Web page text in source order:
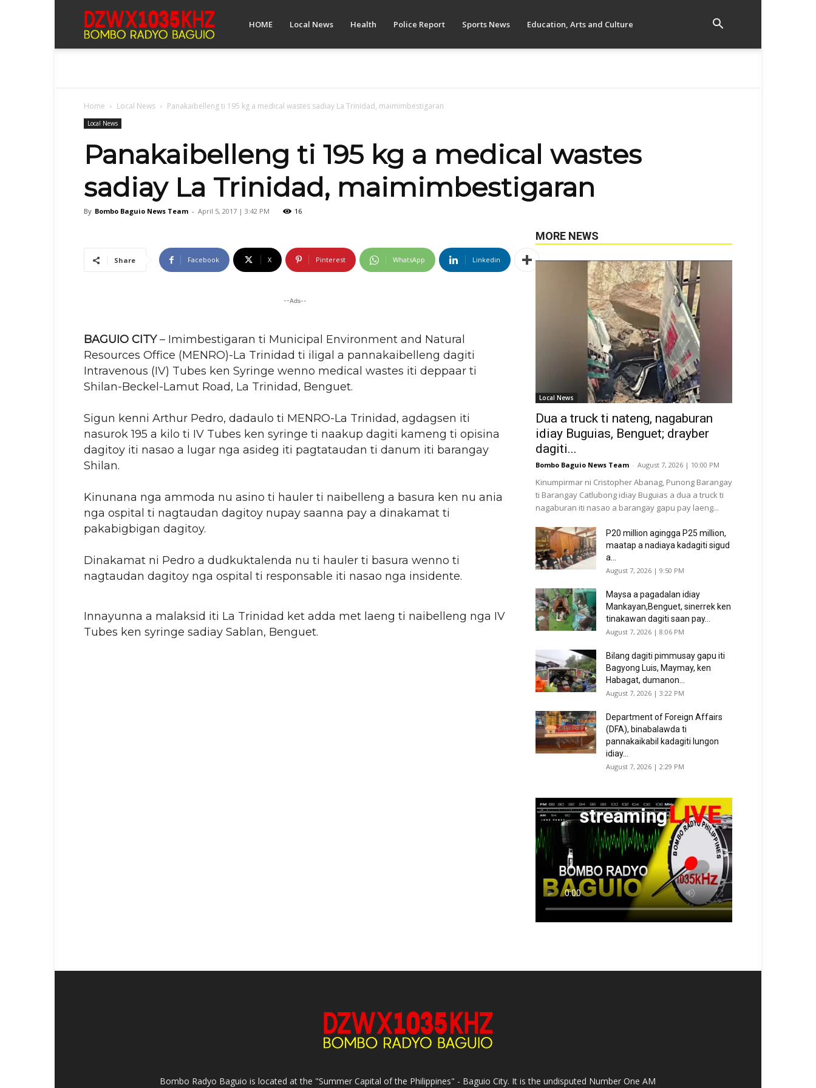
Bombo HOME Local News Health Police Report Sports News Education, Arts and Culture
Home Local News Panakaibelleng ti 195 kg a medical wastes sadiay La Trinidad, maimimbestigaran
Local News
Panakaibelleng ti 195 kg a medical wastes
sadiay La Trinidad, maimimbestigaran
By Bombo Baguio News Team - April 5, 2017 | 3:42 PM 16
Share Facebook X Pinterest WhatsApp Linkedin
--Ads--
BAGUIO CITY– Imimbestigaran ti Municipal Environment and Natural
Resources Office (MENRO)-La Trinidad ti iligal a pannakaibelleng dagiti
Intravenous (IV) Tubes ken Syringe wenno medical wastes iti deppaar ti
Shilan-Beckel-Lamut Road, La Trinidad, Benguet.
Sigun kenni Arthur Pedro, dadaulo ti MENRO-La Trinidad, agdagsen iti
nasurok 195 a kilo ti IV Tubes ken syringe ti naakup dagiti kameng ti opisina
dagitoy iti nasao a lugar nga asideg iti pagtataudan ti danum iti barangay
Shilan.
Kinunana nga ammoda nu asino ti hauler ti naibelleng a basura ken nu ania
nga ospital ti nagtaudan dagitoy nupay saanna pay a dinakamat ti
pakabigbigan dagitoy.
Dinakamat ni Pedro a dudkuktalenda nu ti hauler ti basura wenno ti
nagtaudan dagitoy nga ospital ti responsable iti nasao nga insidente.
Innayunna a malaksid iti La Trinidad ket adda met laeng ti naibelleng nga IV
Tubes ken syringe sadiay Sablan, Benguet.
MORE NEWS
Local News
Dua a truck ti nateng, nagaburan
idiay Buguias, Benguet; drayber
dagiti...
Bombo Baguio News Team - August 7, 2026 | 10:00 PM
Kinumpirmar ni Cristopher Abanag, Punong Barangay
ti Barangay Catlubong idiay Buguias a dua a truck ti
nagaburan iti nasao a barangay gapu pay laeng...
P20 million agingga P25 million,
maatap a nadiaya kadagiti sigud
a...
August 7, 2026 | 9:50 PM
Maysa a pagadalan idiay
Mankayan,Benguet, sinerrek ken
tinakawan dagiti saan pay...
August 7, 2026 | 8:06 PM
Bilang dagiti pimmusay gapu iti
Bagyong Luis, Maymay, ken
Habagat, dumanon...
August 7, 2026 | 3:22 PM
Department of Foreign Affairs
(DFA), binabalawda ti
pannakaikabil kadagiti lungon
idiay...
August 7, 2026 | 2:29 PM
Bombo Radyo Baguio is located at the "Summer Capital of the Philippines" - Baguio City. It is the undisputed Number One AM